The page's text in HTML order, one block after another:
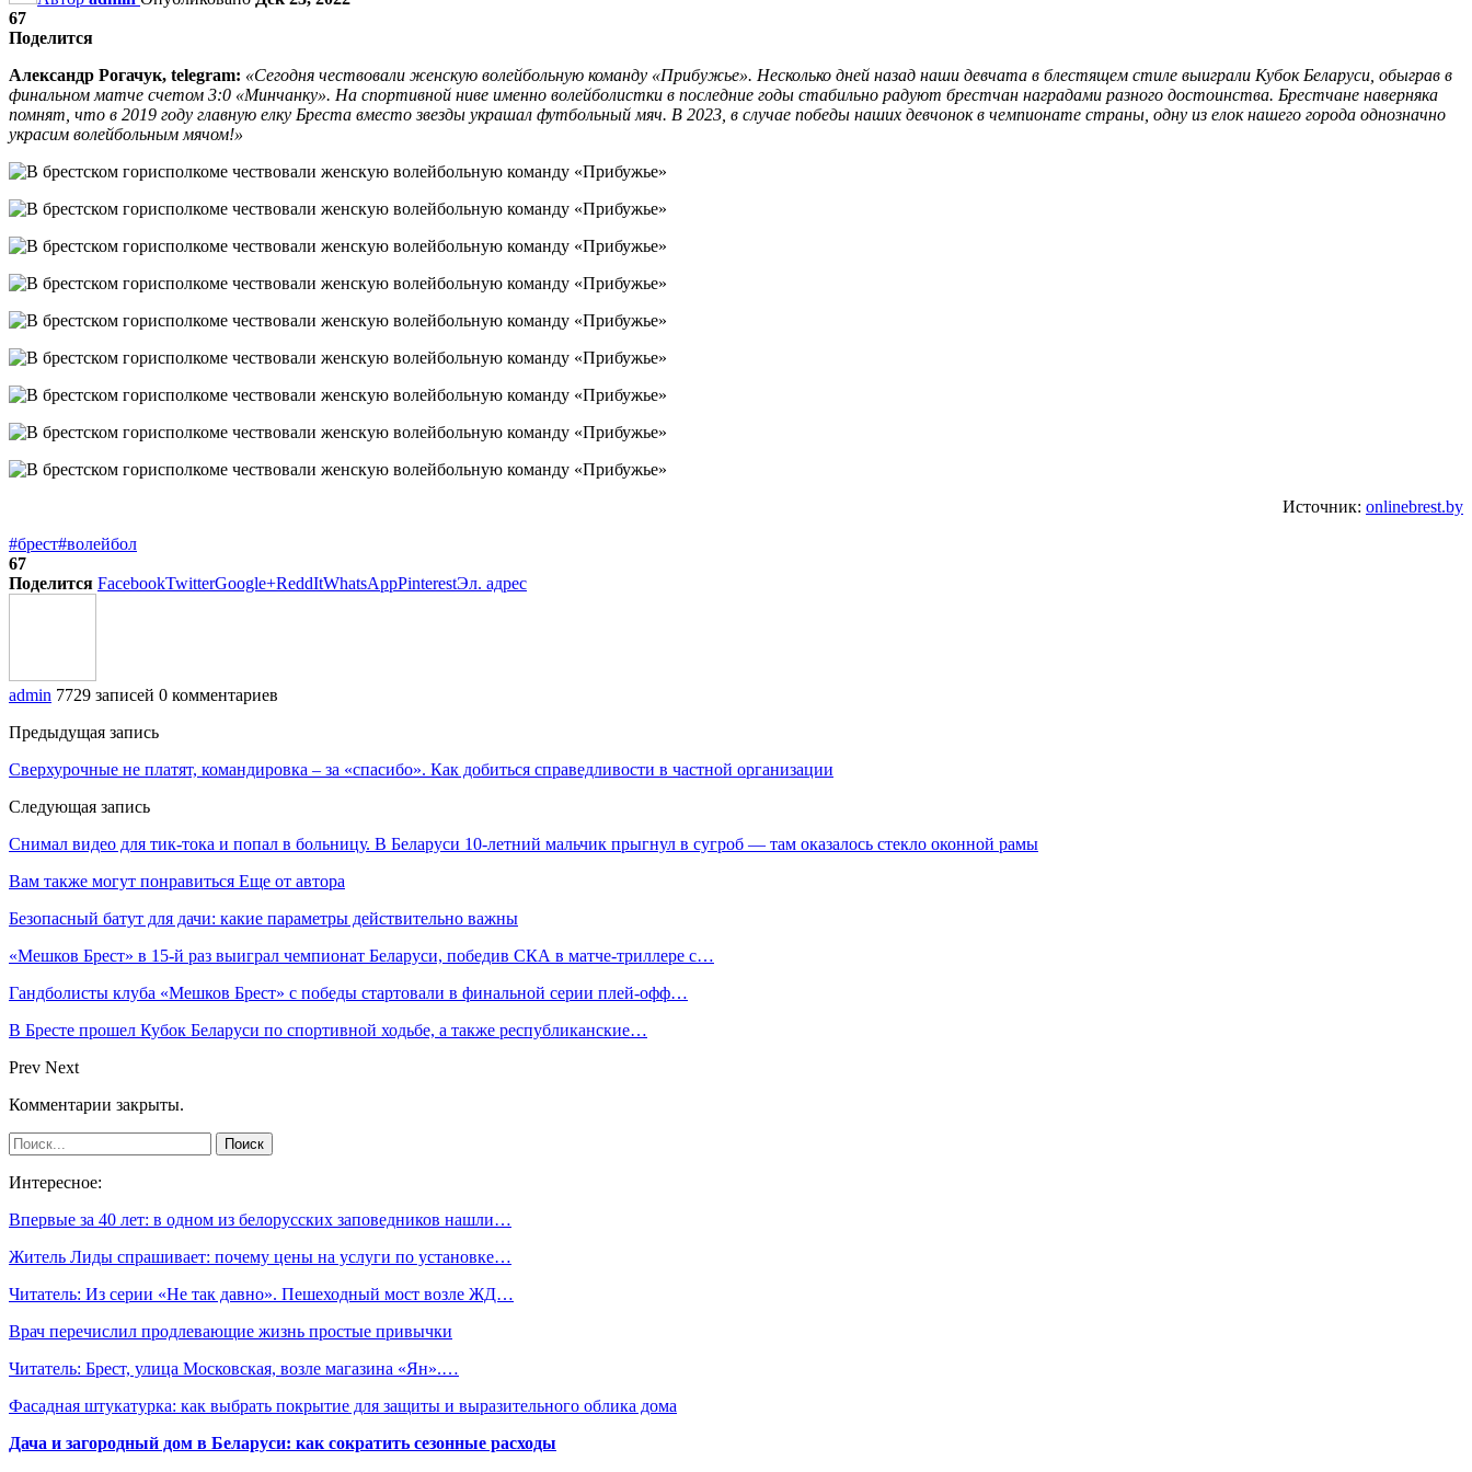
67
Поделится
Александр Рогачук, telegram: «Сегодня чествовали женскую волейбольную команду «Прибужье». Несколько дней назад наши девчата в блестящем стиле выиграли Кубок Беларуси, обыграв в
финальном матче счетом 3:0 «Минчанку». На спортивной ниве именно волейболистки в последние годы стабильно радуют брестчан наградами разного достоинства. Брестчане наверняка
помнят, что в 2019 году главную елку Бреста вместо звезды украшал футбольный мяч. В 2023, в случае победы наших девчонок в чемпионате страны, одну из елок нашего города однозначно
украсим волейбольным мячом!»
Источник: onlinebrest.by
#брест#волейбол
67
Поделится FacebookTwitterGoogle+ReddItWhatsAppPinterestЭл. адрес
admin 7729 записей 0 комментариев
Предыдущая запись
Сверхурочные не платят, командировка – за «спасибо». Как добиться справедливости в частной организации
Следующая запись
Снимал видео для тик-тока и попал в больницу. В Беларуси 10-летний мальчик прыгнул в сугроб — там оказалось стекло оконной рамы
Вам также могут понравиться Еще от автора
Безопасный батут для дачи: какие параметры действительно важны
«Мешков Брест» в 15-й раз выиграл чемпионат Беларуси, победив СКА в матче-триллере с…
Гандболисты клуба «Мешков Брест» с победы стартовали в финальной серии плей-офф…
В Бресте прошел Кубок Беларуси по спортивной ходьбе, а также республиканские…
Prev Next
Комментарии закрыты.
Интересное:
Впервые за 40 лет: в одном из белорусских заповедников нашли…
Житель Лиды спрашивает: почему цены на услуги по установке…
Читатель: Из серии «Не так давно». Пешеходный мост возле ЖД…
Врач перечислил продлевающие жизнь простые привычки
Читатель: Брест, улица Московская, возле магазина «Ян».…
Фасадная штукатурка: как выбрать покрытие для защиты и выразительного облика дома
Дача и загородный дом в Беларуси: как сократить сезонные расходы